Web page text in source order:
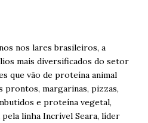
nos lares brasileiros, a
mais diversificados do setor
que vão de proteína animal
prontos, margarinas, pizzas,
e proteína vegetal,
linha Incrível Seara, líder